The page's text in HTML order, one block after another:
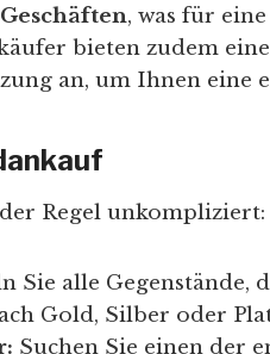
, was für
bieten zudem
an, um Ihnen eine
Regel unkompliziert:
Sie alle Gegenstände,
Gold, Silber oder
Suchen Sie einen der